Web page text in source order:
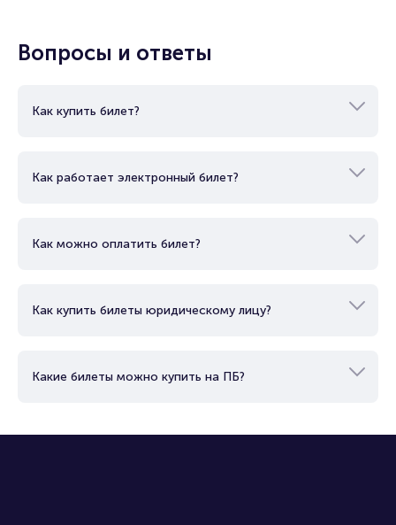
Вопросы и ответы
Как купить билет?
Как работает электронный билет?
Как можно оплатить билет?
Как купить билеты юридическому лицу?
Какие билеты можно купить на ПБ?